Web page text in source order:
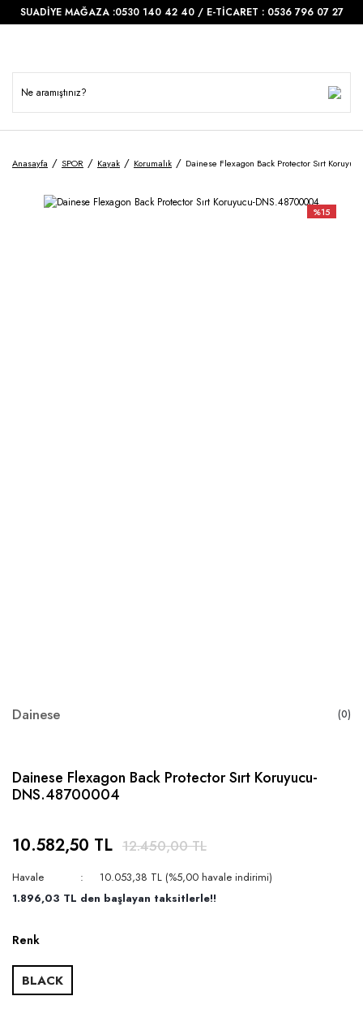
SUADİYE MAĞAZA :0530 140 42 40 / E-TİCARET : 0536 796 07 27
Anasayfa SPOR Kayak Korumalık Dainese Flexagon Back Protector Sırt
%15
Dainese (0)
Dainese Flexagon Back Protector Sırt Koruyucu-
DNS.48700004
10.582,50 TL 12.450,00 TL
Havale
10.053,38 TL (%5,00 havale indirimi)
1.896,03 TL den başlayan taksitlerle!!
Renk
BLACK